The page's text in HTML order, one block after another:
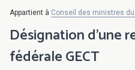
Appartient à Conseil des ministres
Désignation d’une
fédérale GECT